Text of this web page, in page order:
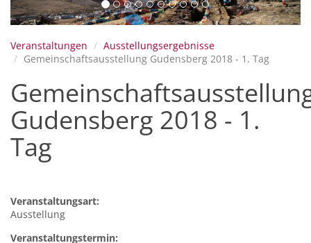
Veranstaltungen
Ausstellungsergebnisse
Gemeinschaftsausstellung Gudensberg 2018 - 1. Tag
Gudensberg 2018 - 1.
Tag
Veranstaltungsart:
Ausstellung
Veranstaltungstermin: